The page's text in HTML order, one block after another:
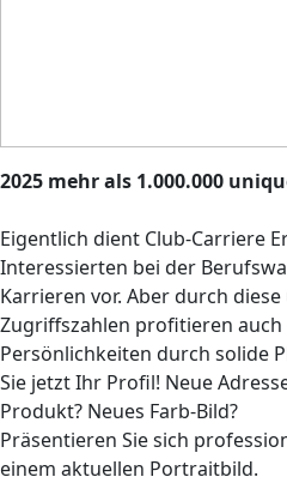
2025 mehr als 1.000.000
Eigentlich dient Club-Carriere
Interessierten bei der
Karrieren vor. Aber durch
Zugriffszahlen profitieren
Persönlichkeiten durch solide
Sie jetzt Ihr Profil! Neue
Produkt? Neues Farb-Bild?
Präsentieren Sie sich
einem aktuellen Portraitbild.